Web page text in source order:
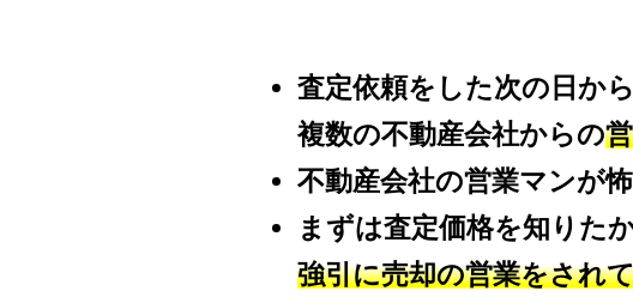
査定依頼をした次の日から
複数の不動産会社からの
不動産会社の営業マンが怖
まずは査定価格を知りた
強引に売却の営業をされ